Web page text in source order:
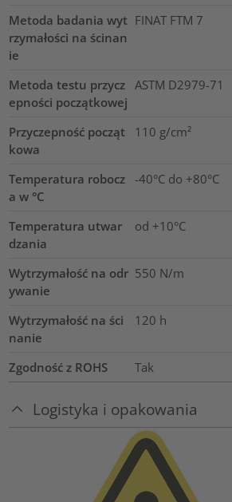
Metoda badania wyt
rzymałości na ścinan
ie
FINAT FTM 7
Metoda testu przycz
epności początkowej
ASTM D2979-71
Przyczepność począt
kowa
110 g/cm²
Temperatura robocz
a w °C
-40°C do +80°C
Temperatura utwar
dzania
od +10°C
Wytrzymałość na odr
ywanie
550 N/m
Wytrzymałość na ści
nanie
120 h
Zgodność z ROHS Tak
Logistyka i opakowania